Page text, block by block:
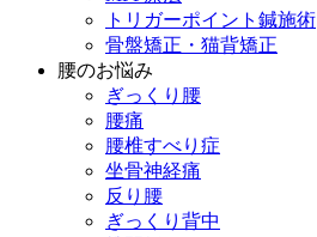
トリガーポイント鍼施術
骨盤矯正・猫背矯正
腰のお悩み
ぎっくり腰
腰痛
腰椎すべり症
坐骨神経痛
反り腰
ぎっくり背中